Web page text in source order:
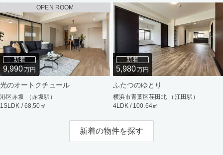
OPEN ROOM
新着
9,990万円
光のオートクチュール
港区赤坂 （赤坂駅）
1SLDK / 68.50㎡
新着
5,980万円
ふたつのゆとり
横浜市青葉区荏田北 （江田駅）
4LDK / 100.64㎡
新着の物件を探す